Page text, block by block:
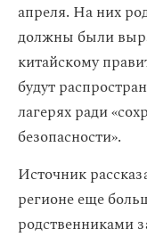
апреля. На них
должны были
китайскому
будут
лагерях ради
безопасности».
Источник
регионе еще
родственниками